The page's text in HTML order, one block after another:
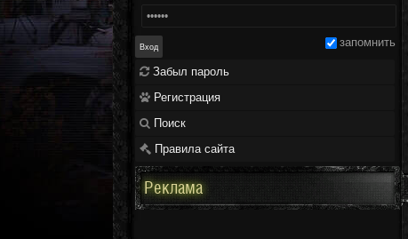
запомнить
Забыл пароль
Регистрация
Поиск
Правила сайта
Реклама